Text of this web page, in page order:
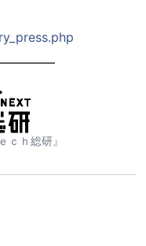
ｃｈ総研』